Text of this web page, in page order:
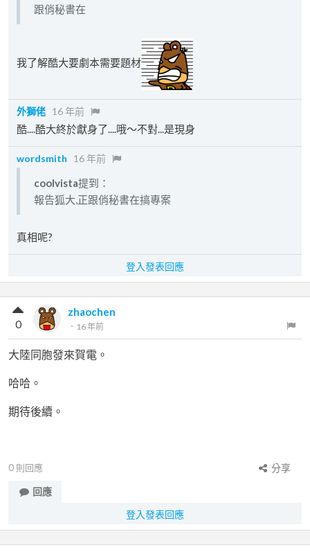
跟俏秘書在
我了解酷大要劇本需要題材
外獅佬 16 年前
酷....酷大終於獻身了....哦～不對...是現身
wordsmith 16 年前
coolvista提到：
報告狐大,正跟俏秘書在搞專案
真相呢?
登入發表回應
zhaochen
． 16 年前
0
大陸同胞發來賀電。
哈哈。
期待後續。
0 則回應
分享
回應
登入發表回應